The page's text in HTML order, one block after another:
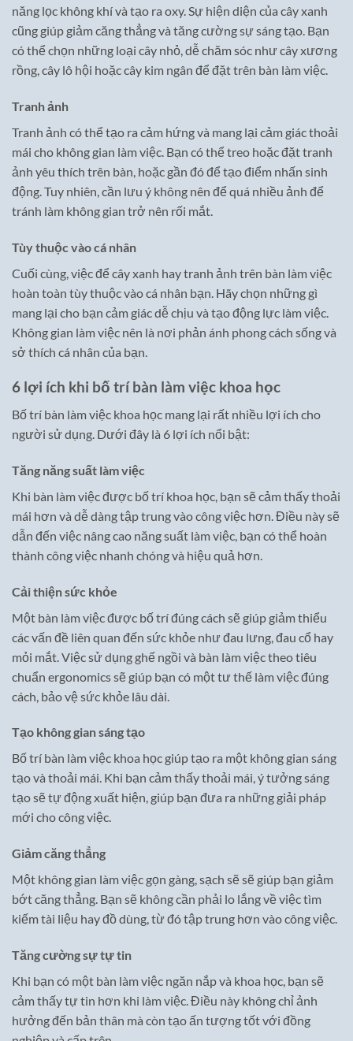
năng lọc không khí và tạo ra oxy. Sự hiện diện của cây xanh
cũng giúp giảm căng thẳng và tăng cường sự sáng tạo. Bạn
có thể chọn những loại cây nhỏ, dễ chăm sóc như cây xương
rồng, cây lô hội hoặc cây kim ngân để đặt trên bàn làm việc.
Tranh ảnh
Tranh ảnh có thể tạo ra cảm hứng và mang lại cảm giác thoải
mái cho không gian làm việc. Bạn có thể treo hoặc đặt tranh
ảnh yêu thích trên bàn, hoặc gần đó để tạo điểm nhấn sinh
động. Tuy nhiên, cần lưu ý không nên để quá nhiều ảnh để
tránh làm không gian trở nên rối mắt.
Tùy thuộc vào cá nhân
Cuối cùng, việc để cây xanh hay tranh ảnh trên bàn làm việc
hoàn toàn tùy thuộc vào cá nhân bạn. Hãy chọn những gì
mang lại cho bạn cảm giác dễ chịu và tạo động lực làm việc.
Không gian làm việc nên là nơi phản ánh phong cách sống và
sở thích cá nhân của bạn.
6 lợi ích khi bố trí bàn làm việc khoa học
Bố trí bàn làm việc khoa học mang lại rất nhiều lợi ích cho
người sử dụng. Dưới đây là 6 lợi ích nổi bật:
Tăng năng suất làm việc
Khi bàn làm việc được bố trí khoa học, bạn sẽ cảm thấy thoải
mái hơn và dễ dàng tập trung vào công việc hơn. Điều này sẽ
dẫn đến việc nâng cao năng suất làm việc, bạn có thể hoàn
thành công việc nhanh chóng và hiệu quả hơn.
Cải thiện sức khỏe
Một bàn làm việc được bố trí đúng cách sẽ giúp giảm thiểu
các vấn đề liên quan đến sức khỏe như đau lưng, đau cổ hay
mỏi mắt. Việc sử dụng ghế ngồi và bàn làm việc theo tiêu
chuẩn ergonomics sẽ giúp bạn có một tư thế làm việc đúng
cách, bảo vệ sức khỏe lâu dài.
Tạo không gian sáng tạo
Bố trí bàn làm việc khoa học giúp tạo ra một không gian sáng
tạo và thoải mái. Khi bạn cảm thấy thoải mái, ý tưởng sáng
tạo sẽ tự động xuất hiện, giúp bạn đưa ra những giải pháp
mới cho công việc.
Giảm căng thẳng
Một không gian làm việc gọn gàng, sạch sẽ sẽ giúp bạn giảm
bớt căng thẳng. Bạn sẽ không cần phải lo lắng về việc tìm
kiếm tài liệu hay đồ dùng, từ đó tập trung hơn vào công việc.
Tăng cường sự tự tin
Khi bạn có một bàn làm việc ngăn nắp và khoa học, bạn sẽ
cảm thấy tự tin hơn khi làm việc. Điều này không chỉ ảnh
hưởng đến bản thân mà còn tạo ấn tượng tốt với đồng